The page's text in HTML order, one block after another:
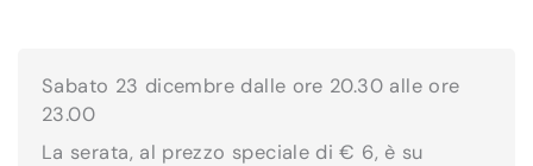
Sabato 23 dicembre dalle ore 20.30 alle ore
23.00
La serata, al prezzo speciale di € 6, è su